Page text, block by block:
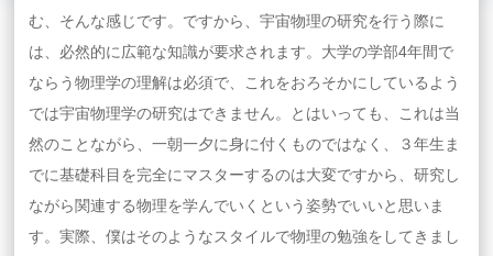
む、そんな感じです。ですから、宇宙物理の研究を行う際に
は、必然的に広範な知識が要求されます。大学の学部4年間で
ならう物理学の理解は必須で、これをおろそかにしているよう
では宇宙物理学の研究はできません。とはいっても、これは当
然のことながら、一朝一夕に身に付くものではなく、３年生ま
でに基礎科目を完全にマスターするのは大変ですから、研究し
ながら関連する物理を学んでいくという姿勢でいいと思いま
す。実際、僕はそのようなスタイルで物理の勉強をしてきまし